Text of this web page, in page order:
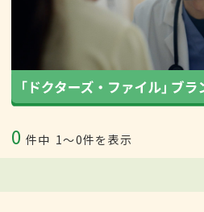
0 件中 1〜0件を表示